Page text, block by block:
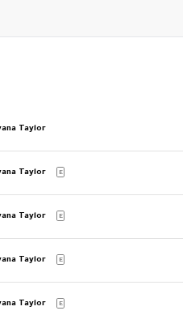
Taylor
E
Taylor
E
Taylor
E
Taylor
E
Taylor